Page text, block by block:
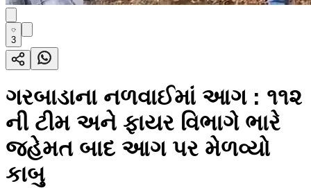
3
ગરબાડાના નળવાઈમાં આગ : ૧૧૨
ની ટીમ અને ફાયર વિભાગે ભારે
જહેમત બાદ આગ પર મેળવ્યો
કાબુ